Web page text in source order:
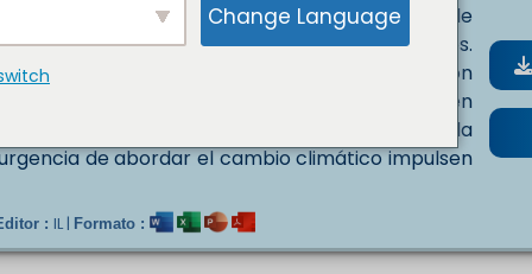
es una forma de energía renovable y sostenible
sobre las fuentes de energía convencionales.
un crecimiento y una transformación
demanda de energía limpia y los avances en
atención prestada a la sostenibilidad, la
de abordar el cambio climático impulsen
: IL | Formato :
Change Language